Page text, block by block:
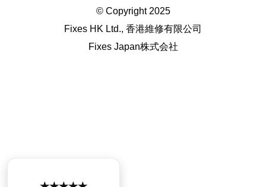
© Copyright 2025
Fixes HK Ltd., 香港維修有限公司
Fixes Japan株式会社